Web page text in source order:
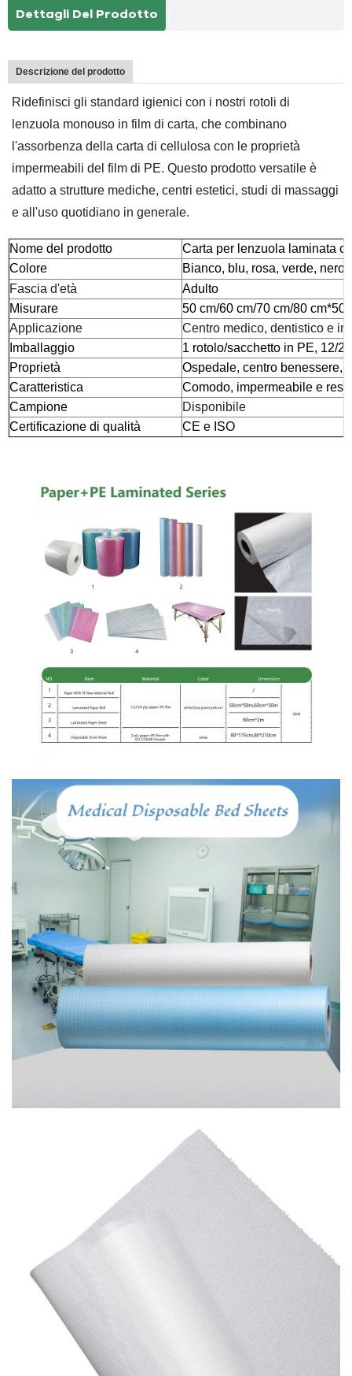
Dettagli Del Prodotto
Descrizione del prodotto
Ridefinisci gli standard igienici con i nostri rotoli di
lenzuola monouso in film di carta, che combinano
l'assorbenza della carta di cellulosa con le proprietà
impermeabili del film di PE. Questo prodotto versatile è
adatto a strutture mediche, centri estetici, studi di massaggi
e all'uso quotidiano in generale.
Nome del prodotto
Carta per lenzuola laminata
Colore
Bianco, blu, rosa, verde, nero
Fascia d'età
Adulto
Misurare
50 cm/60 cm/70 cm/80
Applicazione
Centro medico, dentistico e
Imballaggio
1 rotolo/sacchetto in PE, 12/
Proprietà
Ospedale, centro benessere,
Caratteristica
Comodo, impermeabile e
Campione
Disponibile
Certificazione di qualità
CE e ISO